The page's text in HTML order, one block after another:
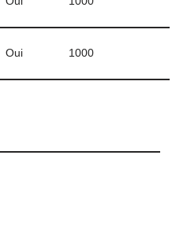
Oui 1000